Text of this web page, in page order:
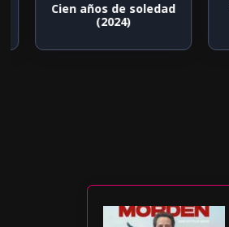
Cien años de soledad
(2024)